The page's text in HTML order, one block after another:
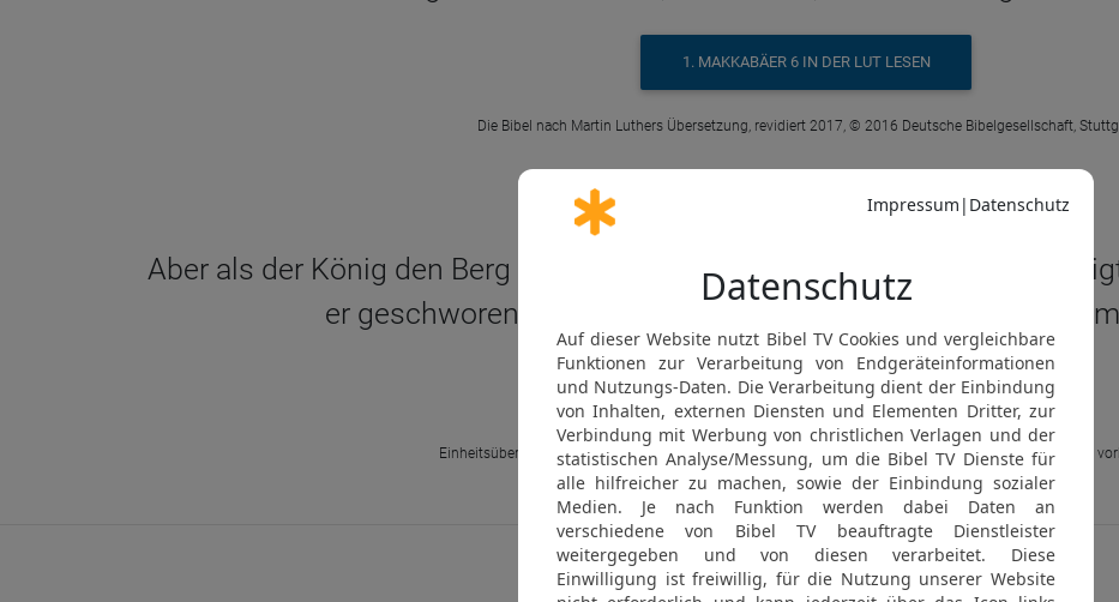
1. MAKKABÄER 6 IN DER LUT LESEN
Die Bibel nach Martin Luthers Übersetzung, revidiert 2017, © 2016 Deutsche Bibelgesellschaft,
1 Makk 6 62 in der Einheitsübersetzung
Aber als der König den Berg Zion betrat und sah, wie stark der Ort
er geschworen hatte, und gab den Befehl, die Mauer
1. MAKKABÄER 6 IN DER EÜ LESEN
Einheitsübersetzung der Heiligen Schrift, © 2016 Katholische Bibelanstalt GmbH, Stuttgart. Alle Rechte
Möchtest du uns Feedback geben?